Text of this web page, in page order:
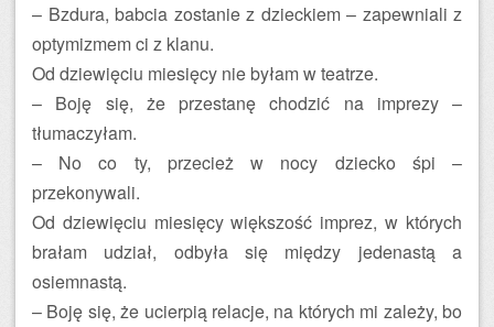
– Bzdura, babcia zostanie z dzieckiem – zapewniali z
optymizmem ci z klanu.
Od dziewięciu miesięcy nie byłam w teatrze.
– Boję się, że przestanę chodzić na imprezy –
tłumaczyłam.
– No co ty, przecież w nocy dziecko śpi –
przekonywali.
Od dziewięciu miesięcy większość imprez, w których
brałam udział, odbyła się między jedenastą a
osiemnastą.
– Boję się, że ucierpią relacje, na których mi zależy, bo